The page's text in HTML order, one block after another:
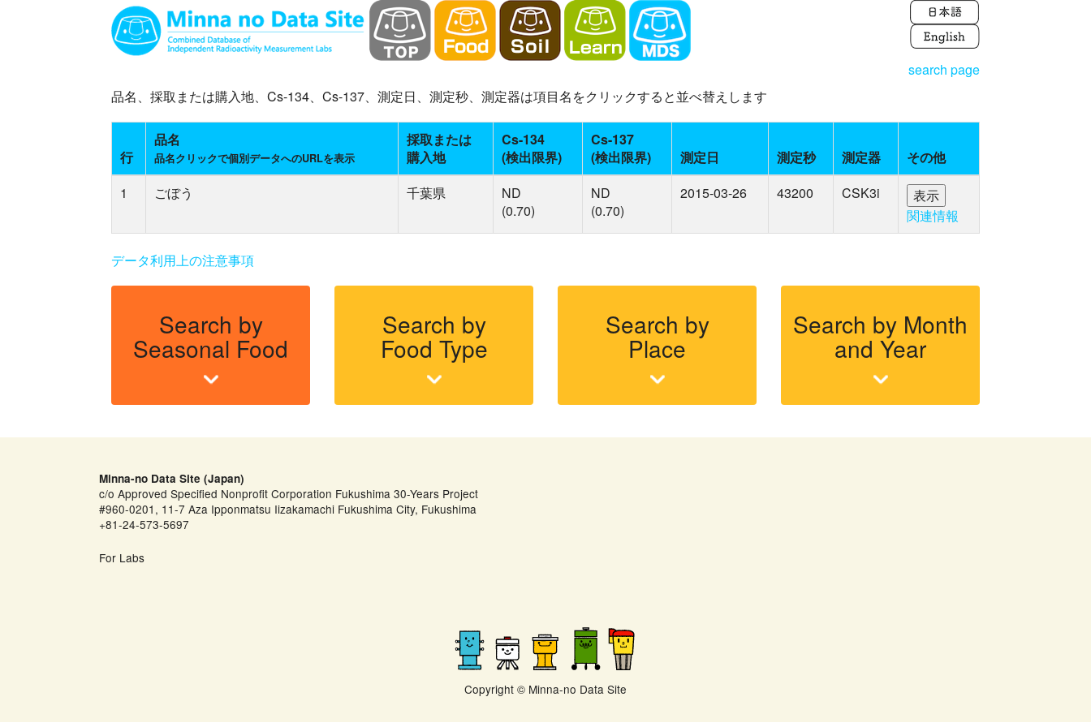
search page
品名、採取または購入地、Cs-134、Cs-137、測定日、測定秒、測定器は項目名をクリックすると並べ替えします
行
品名
品名クリックで個別データへのURLを表示
採取または
購入地
Cs-134
(検出限界)
Cs-137
(検出限界)
測定日 測定秒 測定器
その他
1
ごぼう 千葉県
ND
(0.70)
ND
(0.70)
2015-03-26 43200
CSK3i
関連情報
データ利用上の注意事項
Search by
Seasonal Food
Search by
Food Type
Search by
Place
Search by Month
and Year
Minna-no Data Site (Japan)
c/o Approved Specified Nonprofit Corporation Fukushima 30-Years Project
#960-0201, 11-7 Aza Ipponmatsu Iizakamachi Fukushima City, Fukushima
+81-24-573-5697
For Labs
Copyright © Minna-no Data Site